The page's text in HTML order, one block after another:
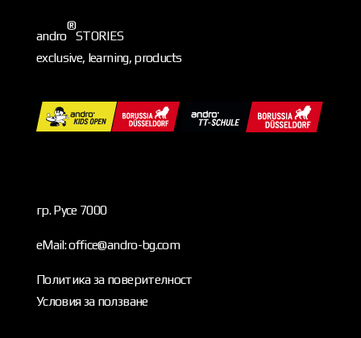
andro
®
STORIES
exclusive, learning, products
гр. Русе 7000
eMail: office@andro-bg.com
Политика за поверителност
Условия за ползване